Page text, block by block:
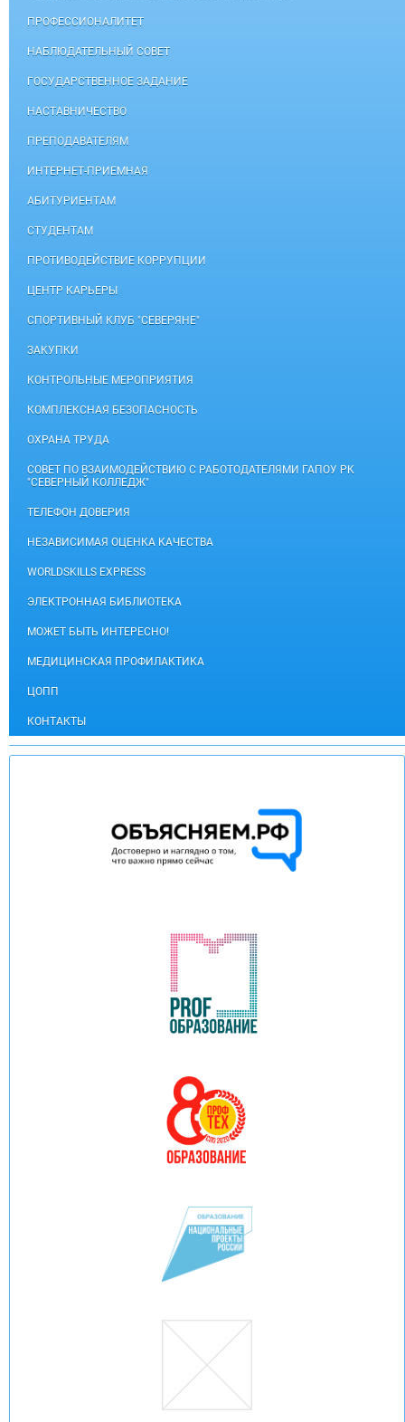
ПРОФЕССИОНАЛИТЕТ
НАБЛЮДАТЕЛЬНЫЙ СОВЕТ
ГОСУДАРСТВЕННОЕ ЗАДАНИЕ
НАСТАВНИЧЕСТВО
ПРЕПОДАВАТЕЛЯМ
ИНТЕРНЕТ-ПРИЕМНАЯ
АБИТУРИЕНТАМ
СТУДЕНТАМ
ПРОТИВОДЕЙСТВИЕ КОРРУПЦИИ
ЦЕНТР КАРЬЕРЫ
СПОРТИВНЫЙ КЛУБ "СЕВЕРЯНЕ"
ЗАКУПКИ
КОНТРОЛЬНЫЕ МЕРОПРИЯТИЯ
КОМПЛЕКСНАЯ БЕЗОПАСНОСТЬ
ОХРАНА ТРУДА
СОВЕТ ПО ВЗАИМОДЕЙСТВИЮ С РАБОТОДАТЕЛЯМИ ГАПОУ РК
"СЕВЕРНЫЙ КОЛЛЕДЖ"
ТЕЛЕФОН ДОВЕРИЯ
НЕЗАВИСИМАЯ ОЦЕНКА КАЧЕСТВА
WORLDSKILLS EXPRESS
ЭЛЕКТРОННАЯ БИБЛИОТЕКА
МОЖЕТ БЫТЬ ИНТЕРЕСНО!
МЕДИЦИНСКАЯ ПРОФИЛАКТИКА
ЦОПП
КОНТАКТЫ